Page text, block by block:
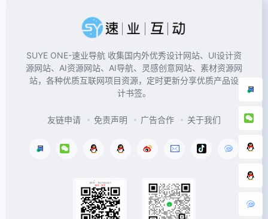
SUYE ONE-速业导航 收集国内外优秀设计网站、UI设计资
源网站、AI资源网站、AI导航、灵感创意网站、素材资源网
站，各种优质互联网项目资源，定时更新分享优质产品设
计书签。
友链申请 免责声明 广告合作 关于我们